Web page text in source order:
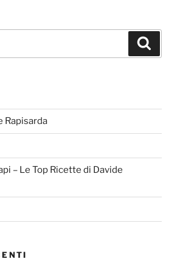
Rapisarda
– Le Top Ricette di Davide